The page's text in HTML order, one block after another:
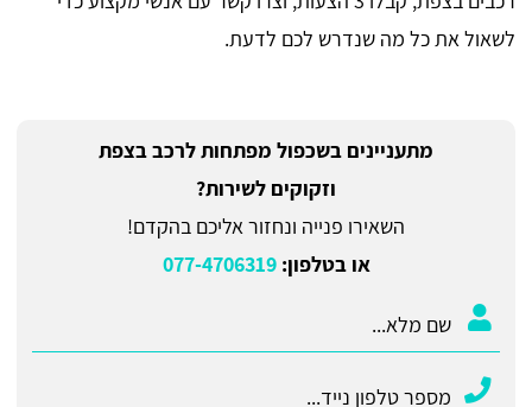
לשאול את כל מה שנדרש לכם לדעת.
מתעניינים בשכפול מפתחות לרכב בצפת
וזקוקים לשירות?
השאירו פנייה ונחזור אליכם בהקדם!
או בטלפון:077-4706319